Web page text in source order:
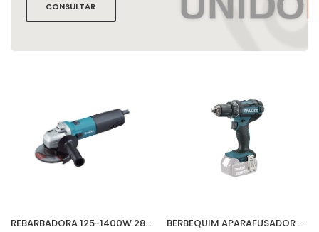
CONSULTAR
REBARBADORA 125-1400W 2800-11000Rpm 9565CVR BERBEQUIM APARAFUSADOR BL 18V 62Nm DDF482Z